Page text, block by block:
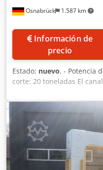
Osnabrück 1.587 km
Información de
precio
Estado: nuevo, - Potencia
corte: 20 toneladas El
Longitud máxima del
del rollo: 900 mm - Peso
2500 kg - Capacidad del
litros - Reja de protección
control y en el lado
elección del cliente -
RAL 1028, amarillo melón
Nefx Aaxsrf Precio e